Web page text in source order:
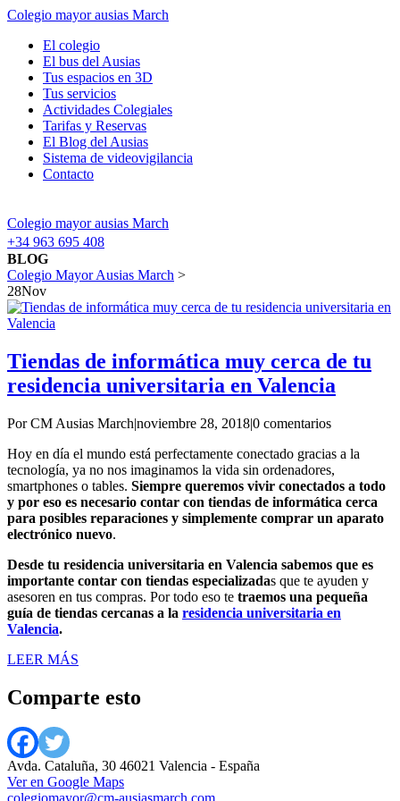
Colegio mayor ausias March
El colegio
El bus del Ausias
Tus espacios en 3D
Tus servicios
Actividades Colegiales
Tarifas y Reservas
El Blog del Ausias
Sistema de videovigilancia
Contacto
Colegio mayor ausias March
+34 963 695 408
BLOG
Colegio Mayor Ausias March >
28Nov
Tiendas de informática muy cerca de tu
residencia universitaria en Valencia
Por CM Ausias March|noviembre 28, 2018|0 comentarios
Hoy en día el mundo está perfectamente conectado gracias a la
tecnología, ya no nos imaginamos la vida sin ordenadores,
smartphones o tables. Siempre queremos vivir conectados a todo
y por eso es necesario contar con tiendas de informática cerca
para posibles reparaciones y simplemente comprar un aparato
electrónico nuevo.
Desde tu residencia universitaria en Valencia sabemos que es
importante contar con tiendas especializadas que te ayuden y
asesoren en tus compras. Por todo eso te traemos una pequeña
guía de tiendas cercanas a la residencia universitaria en
Valencia.
LEER MÁS
Comparte esto
Avda. Cataluña, 30 46021 Valencia - España
Ver en Google Maps